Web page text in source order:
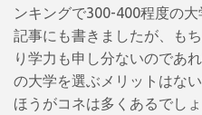
ンキングで300-400程度の
記事にも書きましたが、も
り学力も申し分ないのであ
の大学を選ぶメリットはな
ほうがコネは多くあるでし